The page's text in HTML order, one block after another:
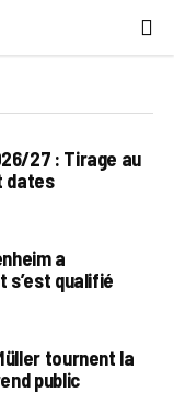
27 : Tirage au
dates
a
s’est qualifié
tournent la
public